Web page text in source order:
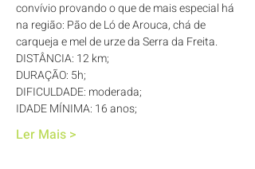
convívio provando o que de mais especial há
na região: Pão de Ló de Arouca, chá de
carqueja e mel de urze da Serra da Freita.
DISTÂNCIA: 12 km;
DURAÇÃO: 5h;
DIFICULDADE: moderada;
IDADE MÍNIMA: 16 anos;
Ler Mais >